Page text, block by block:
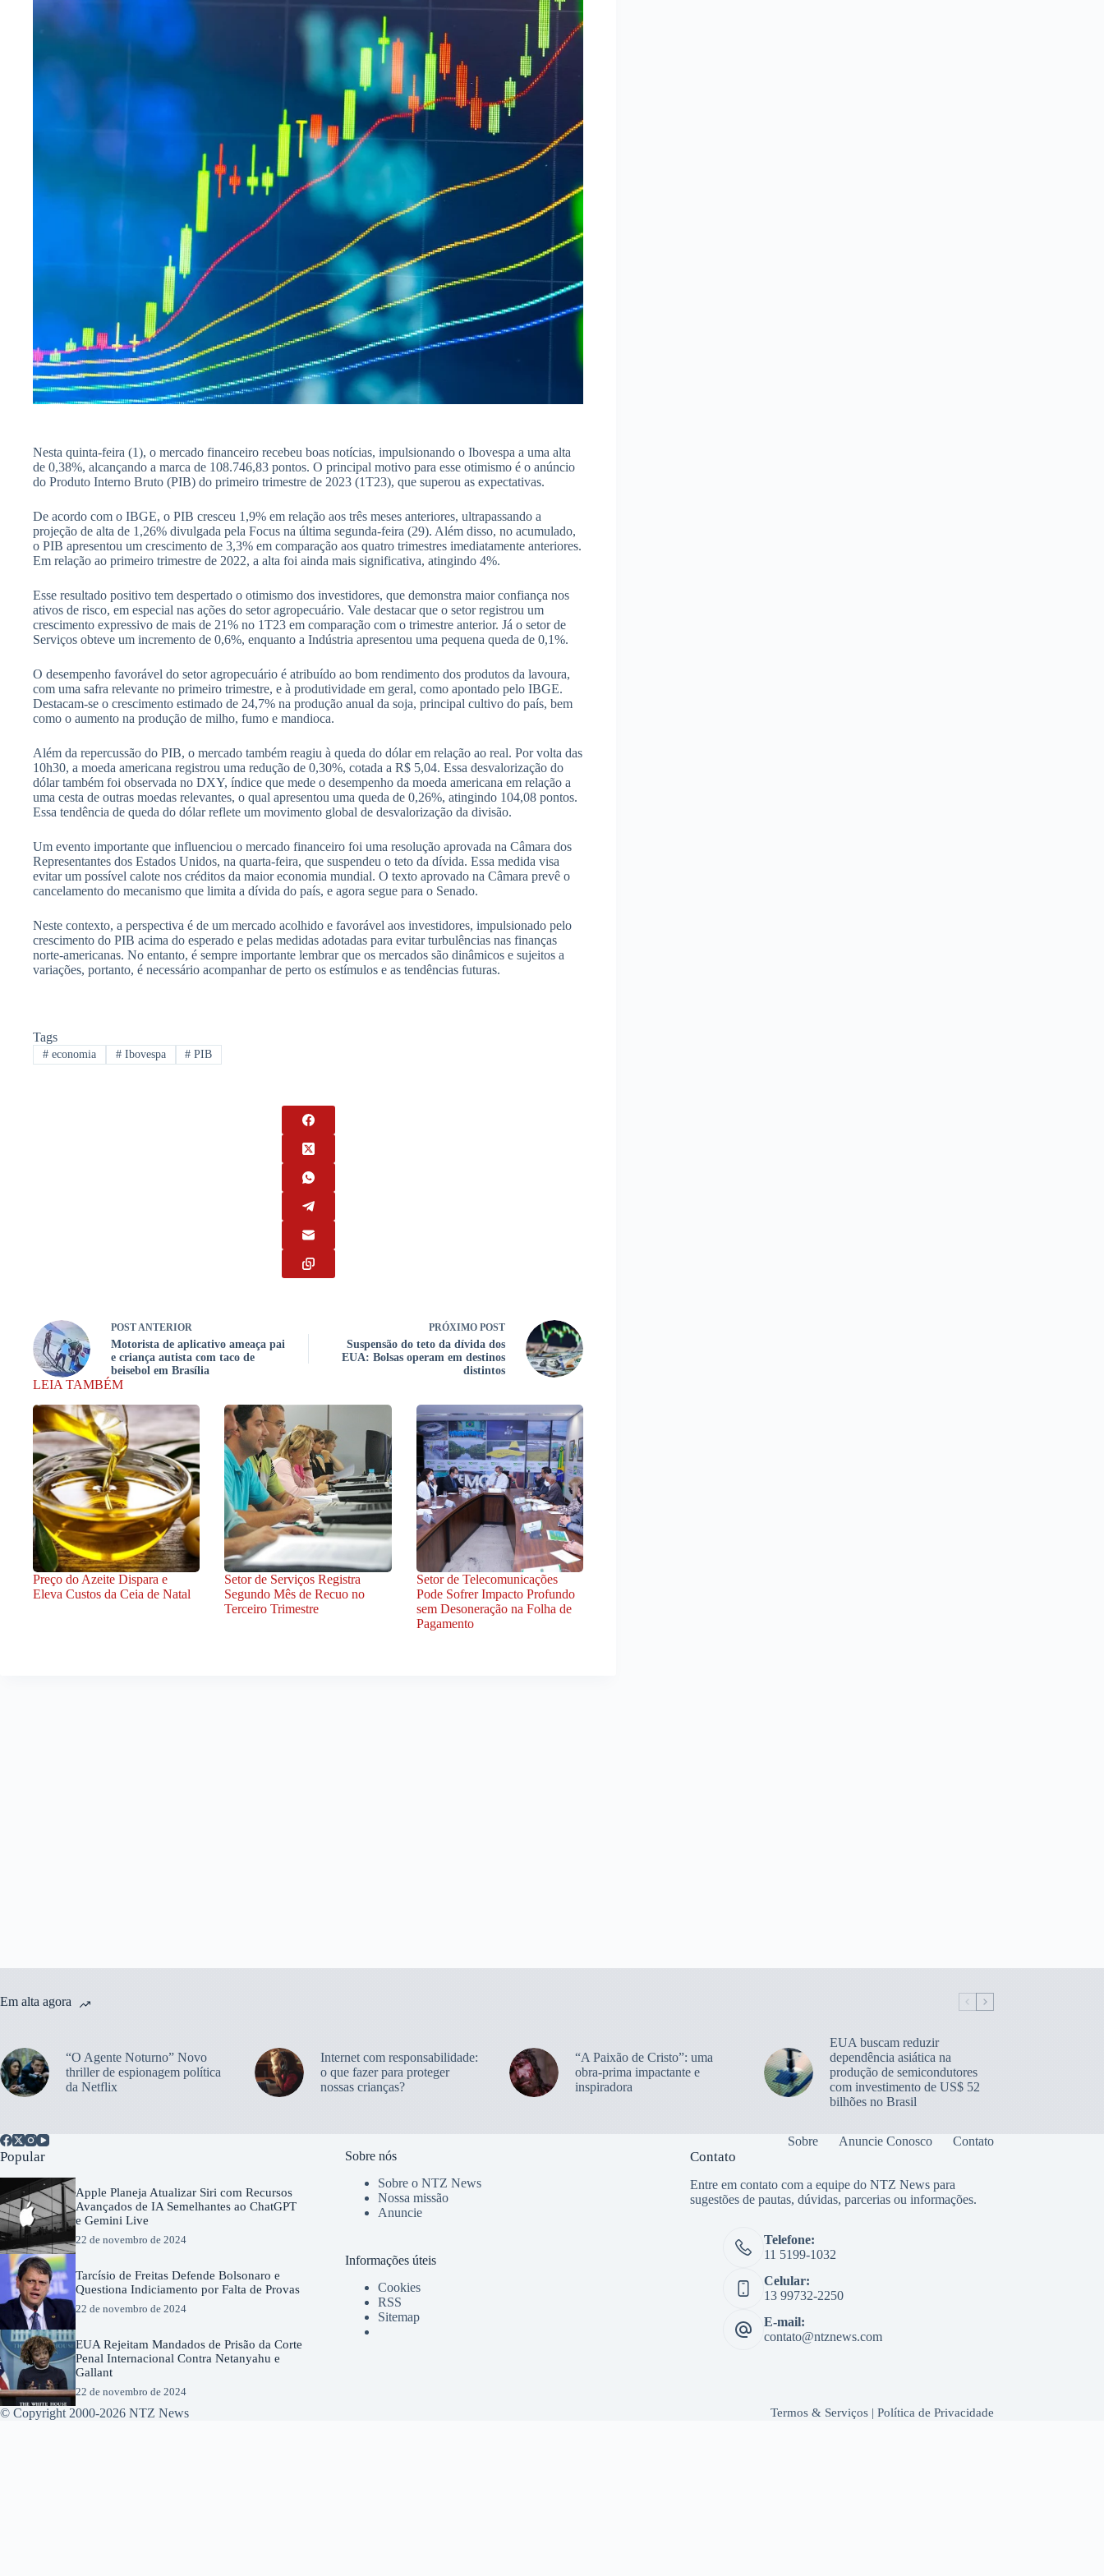
Nesta quinta-feira (1), o mercado financeiro recebeu boas notícias, impulsionando o Ibovespa a uma alta
de 0,38%, alcançando a marca de 108.746,83 pontos. O principal motivo para esse otimismo é o anúncio
do Produto Interno Bruto (PIB) do primeiro trimestre de 2023 (1T23), que superou as expectativas.
De acordo com o IBGE, o PIB cresceu 1,9% em relação aos três meses anteriores, ultrapassando a
projeção de alta de 1,26% divulgada pela Focus na última segunda-feira (29). Além disso, no acumulado,
o PIB apresentou um crescimento de 3,3% em comparação aos quatro trimestres imediatamente anteriores.
Em relação ao primeiro trimestre de 2022, a alta foi ainda mais significativa, atingindo 4%.
Esse resultado positivo tem despertado o otimismo dos investidores, que demonstra maior confiança nos
ativos de risco, em especial nas ações do setor agropecuário. Vale destacar que o setor registrou um
crescimento expressivo de mais de 21% no 1T23 em comparação com o trimestre anterior. Já o setor de
Serviços obteve um incremento de 0,6%, enquanto a Indústria apresentou uma pequena queda de 0,1%.
O desempenho favorável do setor agropecuário é atribuído ao bom rendimento dos produtos da lavoura,
com uma safra relevante no primeiro trimestre, e à produtividade em geral, como apontado pelo IBGE.
Destacam-se o crescimento estimado de 24,7% na produção anual da soja, principal cultivo do país, bem
como o aumento na produção de milho, fumo e mandioca.
Além da repercussão do PIB, o mercado também reagiu à queda do dólar em relação ao real. Por volta das
10h30, a moeda americana registrou uma redução de 0,30%, cotada a R$ 5,04. Essa desvalorização do
dólar também foi observada no DXY, índice que mede o desempenho da moeda americana em relação a
uma cesta de outras moedas relevantes, o qual apresentou uma queda de 0,26%, atingindo 104,08 pontos.
Essa tendência de queda do dólar reflete um movimento global de desvalorização da divisão.
Um evento importante que influenciou o mercado financeiro foi uma resolução aprovada na Câmara dos
Representantes dos Estados Unidos, na quarta-feira, que suspendeu o teto da dívida. Essa medida visa
evitar um possível calote nos créditos da maior economia mundial. O texto aprovado na Câmara prevê o
cancelamento do mecanismo que limita a dívida do país, e agora segue para o Senado.
Neste contexto, a perspectiva é de um mercado acolhido e favorável aos investidores, impulsionado pelo
crescimento do PIB acima do esperado e pelas medidas adotadas para evitar turbulências nas finanças
norte-americanas. No entanto, é sempre importante lembrar que os mercados são dinâmicos e sujeitos a
variações, portanto, é necessário acompanhar de perto os estímulos e as tendências futuras.
Tags
#economia #Ibovespa # PIB
POSTANTERIOR
Motorista de aplicativo ameaça pai
e criança autista com taco de
beisebol em Brasília
PRÓXIMO POST
Suspensão do teto da dívida dos
EUA: Bolsas operam em destinos
distintos
LEIA TAMBÉM
Preço do Azeite Dispara e
Eleva Custos da Ceia de Natal
Setor de Serviços Registra
Segundo Mês de Recuo no
Terceiro Trimestre
Setor de Telecomunicações
Pode Sofrer Impacto Profundo
sem Desoneração na Folha de
Pagamento
Em alta agora
“O Agente Noturno” Novo
thriller de espionagem política
da Netflix
Internet com responsabilidade:
o que fazer para proteger
nossas crianças?
“A Paixão de Cristo”: uma
obra-prima impactante e
inspiradora
EUA buscam reduzir
dependência asiática na
produção de semicondutores
com investimento de US$ 52
bilhões no Brasil
Sobre Anuncie Conosco Contato
Popular
Apple Planeja Atualizar Siri com Recursos
Avançados de IA Semelhantes ao ChatGPT
e Gemini Live
22 de novembro de 2024
Tarcísio de Freitas Defende Bolsonaro e
Questiona Indiciamento por Falta de Provas
22 de novembro de 2024
EUA Rejeitam Mandados de Prisão da Corte
Penal Internacional Contra Netanyahu e
Gallant
22 de novembro de 2024
Sobre nós
Sobre o NTZ News
Nossa missão
Anuncie
Informações úteis
Cookies
RSS
Sitemap
Contato
Entre em contato com a equipe do NTZ News para
sugestões de pautas, dúvidas, parcerias ou informações.
Telefone:
11 5199-1032
Celular:
13 99732-2250
E-mail:
contato@ntznews.com
© Copyright 2000-2026 NTZ News Termos & Serviços| Política de Privacidade